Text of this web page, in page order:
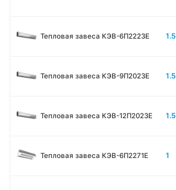
Тепловая завеса КЭВ-6П2223E 1.5
Тепловая завеса КЭВ-9П2023E 1.5
Тепловая завеса КЭВ-12П2023E 1.5
Тепловая завеса КЭВ-6П2271E 1